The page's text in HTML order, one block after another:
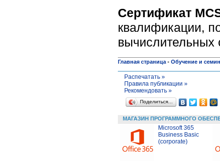
Сертификат
квалификации,
вычислительных
Главная страница - Обучение и
Распечатать »
Правила публикации »
Рекомендовать »
Поделиться…
МАГАЗИН ПРОГРАММНОГО
Microsoft 365
Business Basic
(corporate)